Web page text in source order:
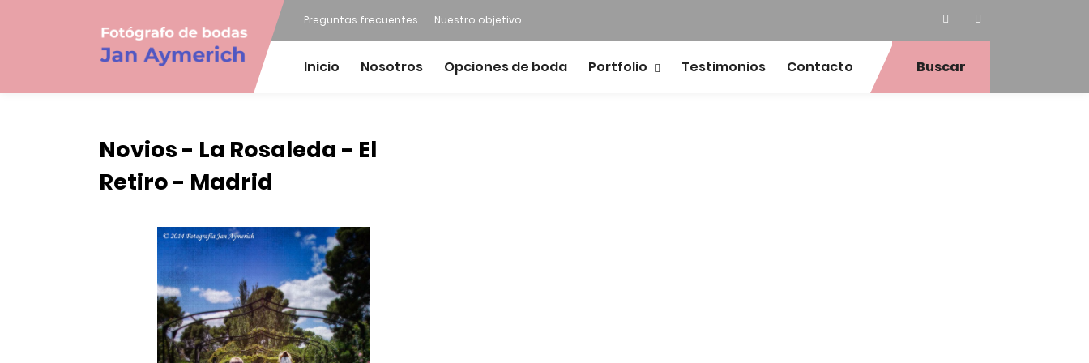
Preguntas frecuentes Nuestro objetivo
Inicio Nosotros Opciones de boda Portfolio Testimonios Contacto Buscar
Novios - La Rosaleda - El
Retiro - Madrid